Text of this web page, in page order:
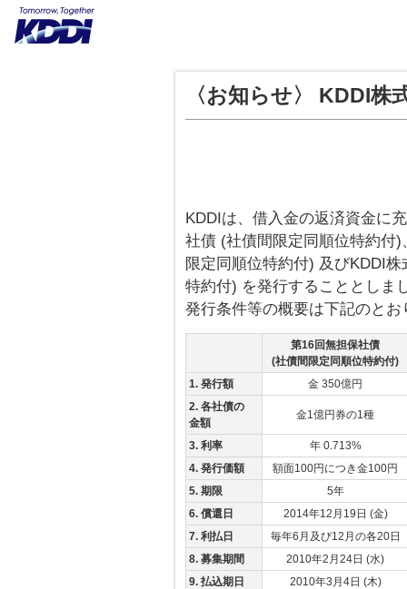
〈お知らせ〉 KDDI株
KDDIは、借入金の返済資金に
社債 (社債間限定同順位特約付
限定同順位特約付) 及びKDDI
特約付) を発行することとしま
発行条件等の概要は下記のとお
第16回無担保社債
(社債間限定同順位特約付)
1. 発行額
金 350億円
2. 各社債の
金額
金1億円券の1種
3. 利率
年 0.713%
4. 発行価額
額面100円につき金100円
5. 期限
5年
6. 償還日
2014年12月19日 (金)
7. 利払日
毎年6月及び12月の各20日
8. 募集期間
2010年2月24日 (水)
9. 払込期日
2010年3月4日 (木)